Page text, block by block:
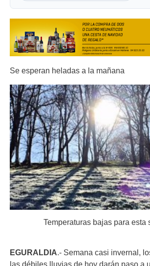
Se esperan heladas a la mañana
Temperaturas bajas para esta
EGURALDIA.- Semana casi invernal,
las débiles lluvias de hoy darán paso a